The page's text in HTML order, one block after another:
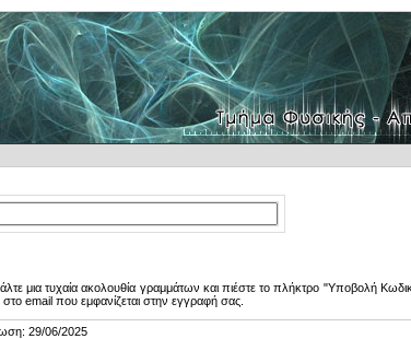
μια τυχαία ακολουθία γραμμάτων και πιέστε το πλήκτρο "Υποβολή
email που εμφανίζεται στην εγγραφή σας.
29/06/2025